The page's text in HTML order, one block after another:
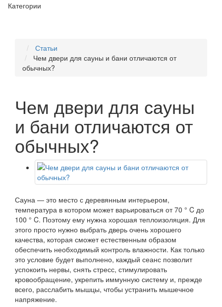
Категории
Статьи
Чем двери для сауны и бани отличаются от
обычных?
Чем двери для сауны
и бани отличаются от
обычных?
Сауна — это место с деревянным интерьером,
температура в котором может варьироваться от 70 ° C до
100 ° C. Поэтому ему нужна хорошая теплоизоляция. Для
этого просто нужно выбрать дверь очень хорошего
качества, которая сможет естественным образом
обеспечить необходимый контроль влажности. Как только
это условие будет выполнено, каждый сеанс позволит
успокоить нервы, снять стресс, стимулировать
кровообращение, укрепить иммунную систему и, прежде
всего, расслабить мышцы, чтобы устранить мышечное
напряжение.